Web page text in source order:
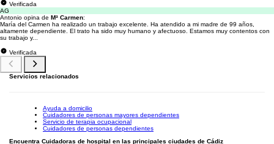
Verificada
AG
Antonio opina de Mª Carmen:
María del Carmen ha realizado un trabajo excelente. Ha atendido a mi madre de 99 años,
altamente dependiente. El trato ha sido muy humano y afectuoso. Estamos muy contentos con
su trabajo y...
Verificada
Servicios relacionados
Ayuda a domicilio
Cuidadores de personas mayores dependientes
Servicio de terapia ocupacional
Cuidadores de personas dependientes
Encuentra Cuidadoras de hospital en las principales ciudades de Cádiz